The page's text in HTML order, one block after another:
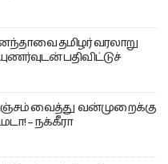
தமிழர் வரலாறு
பதிவிட்டுச்
வைத்து வன்முறைக்கு
– நக்கீரா